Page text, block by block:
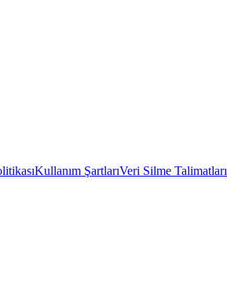
Kullanım ŞartlarıVeri Silme Talimatları